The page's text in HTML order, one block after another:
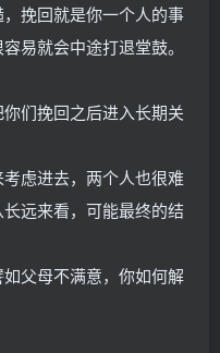
挽回就是你一个人的事
易就会中途打退堂鼓。
们挽回之后进入长期关
虑进去，两个人也很难
远来看，可能最终的结
父母不满意，你如何解